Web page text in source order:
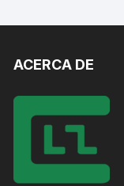
ACERCA DE